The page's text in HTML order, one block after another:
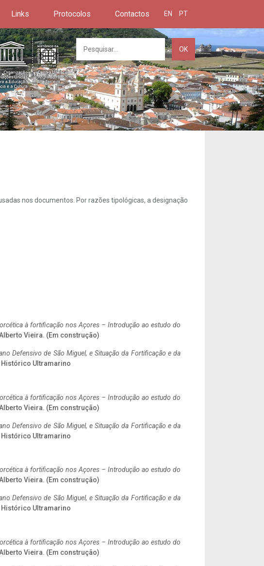
Links Protocolos Contactos EN PT
OK
nos documentos. Por razões tipológicas, a designação
à fortificação nos Açores – Introdução ao estudo do
Vieira. (Em construção)
Defensivo de São Miguel, e Situação da Fortificação e da
Histórico Ultramarino
à fortificação nos Açores – Introdução ao estudo do
Vieira. (Em construção)
Defensivo de São Miguel, e Situação da Fortificação e da
Histórico Ultramarino
à fortificação nos Açores – Introdução ao estudo do
Vieira. (Em construção)
Defensivo de São Miguel, e Situação da Fortificação e da
Histórico Ultramarino
à fortificação nos Açores – Introdução ao estudo do
Vieira. (Em construção)